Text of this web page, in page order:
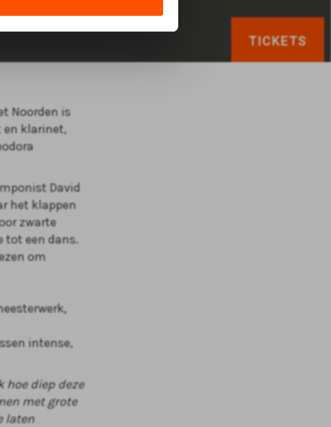
TICKETS
Noorden is
en klarinet,
David
het klappen
zwarte
tot een dans.
om
intense,
hoe diep deze
met grote
laten